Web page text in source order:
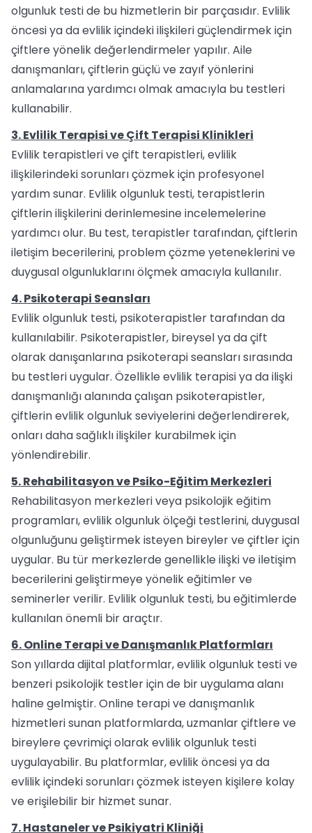
olgunluk testi de bu hizmetlerin bir parçasıdır. Evlilik
öncesi ya da evlilik içindeki ilişkileri güçlendirmek için
çiftlere yönelik değerlendirmeler yapılır. Aile
danışmanları, çiftlerin güçlü ve zayıf yönlerini
anlamalarına yardımcı olmak amacıyla bu testleri
kullanabilir.
3. Evlilik Terapisi ve Çift Terapisi Klinikleri
Evlilik terapistleri ve çift terapistleri, evlilik
ilişkilerindeki sorunları çözmek için profesyonel
yardım sunar. Evlilik olgunluk testi, terapistlerin
çiftlerin ilişkilerini derinlemesine incelemelerine
yardımcı olur. Bu test, terapistler tarafından, çiftlerin
iletişim becerilerini, problem çözme yeteneklerini ve
duygusal olgunluklarını ölçmek amacıyla kullanılır.
4. Psikoterapi Seansları
Evlilik olgunluk testi, psikoterapistler tarafından da
kullanılabilir. Psikoterapistler, bireysel ya da çift
olarak danışanlarına psikoterapi seansları sırasında
bu testleri uygular. Özellikle evlilik terapisi ya da ilişki
danışmanlığı alanında çalışan psikoterapistler,
çiftlerin evlilik olgunluk seviyelerini değerlendirerek,
onları daha sağlıklı ilişkiler kurabilmek için
yönlendirebilir.
5. Rehabilitasyon ve Psiko-Eğitim Merkezleri
Rehabilitasyon merkezleri veya psikolojik eğitim
programları, evlilik olgunluk ölçeği testlerini, duygusal
olgunluğunu geliştirmek isteyen bireyler ve çiftler için
uygular. Bu tür merkezlerde genellikle ilişki ve iletişim
becerilerini geliştirmeye yönelik eğitimler ve
seminerler verilir. Evlilik olgunluk testi, bu eğitimlerde
kullanılan önemli bir araçtır.
6. Online Terapi ve Danışmanlık Platformları
Son yıllarda dijital platformlar, evlilik olgunluk testi ve
benzeri psikolojik testler için de bir uygulama alanı
haline gelmiştir. Online terapi ve danışmanlık
hizmetleri sunan platformlarda, uzmanlar çiftlere ve
bireylere çevrimiçi olarak evlilik olgunluk testi
uygulayabilir. Bu platformlar, evlilik öncesi ya da
evlilik içindeki sorunları çözmek isteyen kişilere kolay
ve erişilebilir bir hizmet sunar.
7. Hastaneler ve Psikiyatri Kliniği